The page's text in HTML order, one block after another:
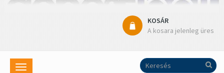
KOSÁR
A kosara jelenleg üres
Toggle